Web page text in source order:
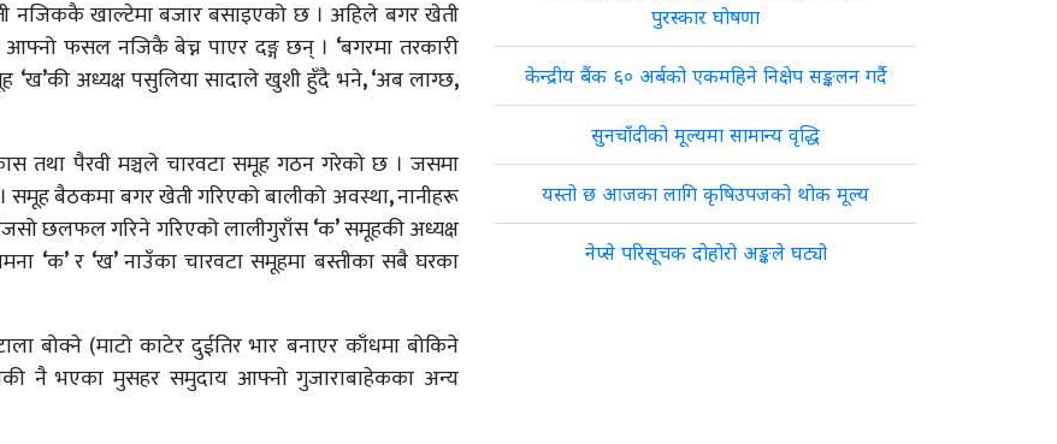
नजिककै खाल्टेमा बजार बसाइएको छ । अहिले बगर खेती
फसल नजिकै बेच्न पाएर दङ्ग छन् । ‘बगरमा तरकारी
‘ख’की अध्यक्ष पसुलिया सादाले खुशी हुँदै भने, ‘अब लाग्छ,
तथा पैरवी मञ्चले चारवटा समूह गठन गरेको छ । जसमा
समूह बैठकमा बगर खेती गरिएको बालीको अवस्था,नानीहरू
छलफल गरिने गरिएको लालीगुराँस‘क’समूहकी अध्यक्ष
‘क’र ‘ख’नाउँका चारवटा समूहमा बस्तीका सबै घरका
बोक्ने (माटो काटेर दुईतिर भार बनाएर काँधमा बोकिने
नै भएका मुसहर समुदाय आफ्नो गुजाराबाहेकका अन्य
पुरस्कार घोषणा
केन्द्रीय बैंक ६० अर्बको एकमहिने निक्षेप सङ्कलन गर्दै
सुनचाँदीको मूल्यमा सामान्य वृद्धि
यस्तो छ आजका लागि कृषिउपजको थोक मूल्य
नेप्से परिसूचक दोहोरो अङ्कले घट्यो